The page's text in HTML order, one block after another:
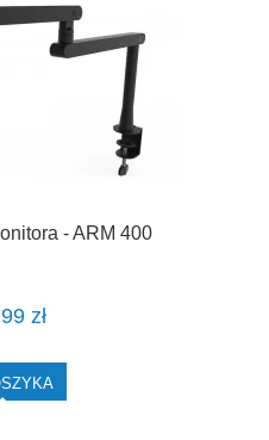
- ARM 400
zł